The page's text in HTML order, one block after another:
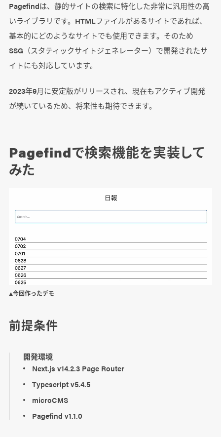
Pagefindは、静的サイトの検索に特化した非常に汎用性の高
いライブラリです。HTMLファイルがあるサイトであれば、
基本的にどのようなサイトでも使用できます。そのため
SSG（スタティックサイトジェネレーター）で開発されたサ
イトにも対応しています。
2023年9月に安定版がリリースされ、現在もアクティブ開発
が続いているため、将来性も期待できます。
Pagefindで検索機能を実装して
みた
▲今回作ったデモ
前提条件
開発環境
Next.js v14.2.3 Page Router
Typescript v5.4.5
microCMS
Pagefind v1.1.0